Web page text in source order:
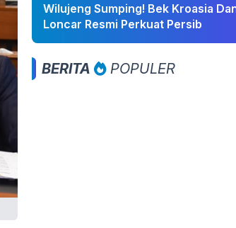
Wilujeng Sumping! Bek Kroasia
Loncar Resmi Perkuat Persib
BERITA POPULER